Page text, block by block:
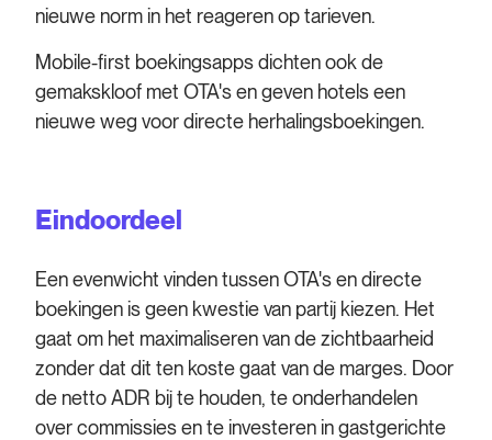
nieuwe norm in het reageren op tarieven.
Mobile-first boekingsapps dichten ook de
gemakskloof met OTA's en geven hotels een
nieuwe weg voor directe herhalingsboekingen.
Eindoordeel
Een evenwicht vinden tussen OTA's en directe
boekingen is geen kwestie van partij kiezen. Het
gaat om het maximaliseren van de zichtbaarheid
zonder dat dit ten koste gaat van de marges. Door
de netto ADR bij te houden, te onderhandelen
over commissies en te investeren in gastgerichte